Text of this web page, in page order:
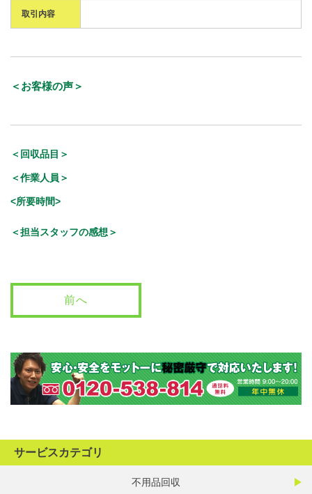
取引内容
＜お客様の声＞
＜回収品目＞
＜作業人員＞
<所要時間>
＜担当スタッフの感想＞
前へ
サービスカテゴリ
不用品回収